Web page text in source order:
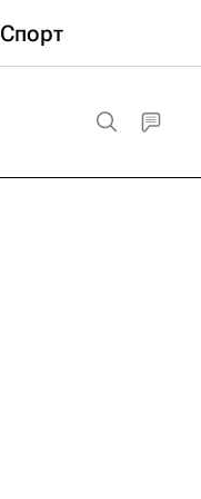
Спорт